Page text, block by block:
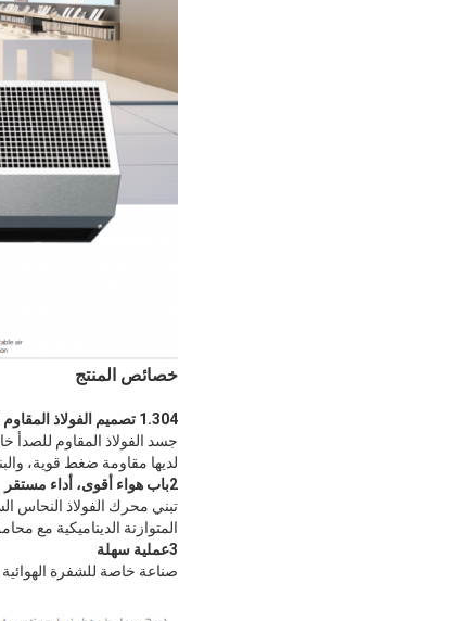
خصائص المنتج
1.304 تصميم الفولاذ المقاوم للصدأ
جسد الفولاذ المقاوم للصدأ
لديها مقاومة ضغط قوية،
2باب هواء أقوى، أداء مستقر
المتوازنة الديناميكية مع
3عملية سهلة
صناعة خاصة للشفرة